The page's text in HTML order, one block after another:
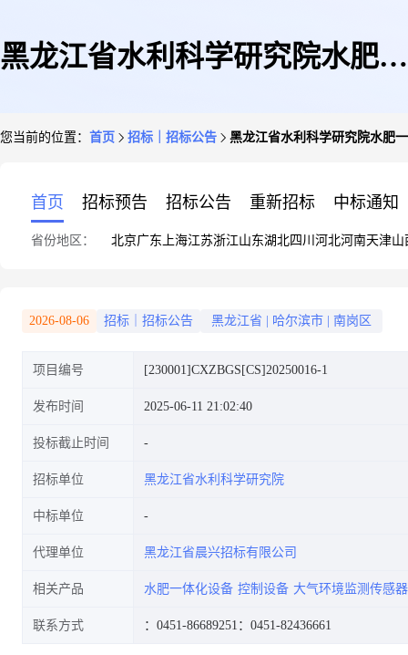
黑龙江省水利科学研究院水肥一
您当前的位置： 首页 招标｜招标公告 黑龙江省水利科学研究院水肥
首页 招标预告 招标公告 重新招标 中标通知
省份地区： 北京广东 上海江苏浙江山东湖北四川 河北河南天津山
2026-08-06 招标｜招标公告 黑龙江省 哈尔滨市 南岗区
项目编号 [230001]CXZBGS[CS]20250016-1
发布时间 2025-06-11 21:02:40
投标截止时间
招标单位 黑龙江省水利科学研究院
中标单位
代理单位 黑龙江省晨兴招标有限公司
相关产品 水肥一体化设备 控制设备 大气环境监测传感
联系方式 ：0451-86689251 ：0451-82436661